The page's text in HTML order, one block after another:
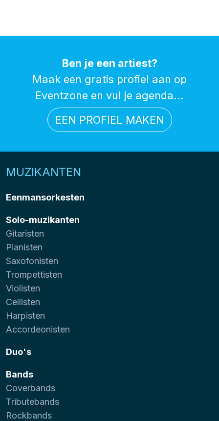
Ben je een artiest?
Maak een gratis profiel aan op
Eventzone en vul je agenda...
EEN PROFIEL MAKEN
MUZIKANTEN
Eenmansorkesten
Solo-muzikanten
Gitaristen
Pianisten
Saxofonisten
Trompettisten
Violisten
Cellisten
Harpisten
Accordeonisten
Duo's
Bands
Coverbands
Tributebands
Rockbands